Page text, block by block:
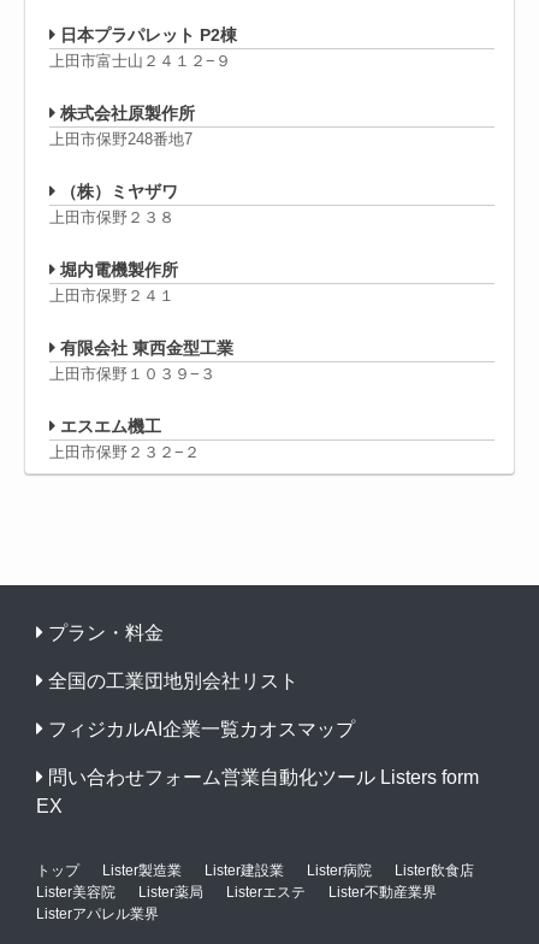
日本プラパレット P2棟
上田市富士山２４１２−９
株式会社原製作所
上田市保野248番地7
（株）ミヤザワ
上田市保野２３８
堀内電機製作所
上田市保野２４１
有限会社 東西金型工業
上田市保野１０３９−３
エスエム機工
上田市保野２３２−２
プラン・料金
全国の工業団地別会社リスト
フィジカルAI企業一覧カオスマップ
問い合わせフォーム営業自動化ツール Listers form
EX
トップ Lister製造業 Lister建設業 Lister病院
Lister飲食店
Lister美容院
Lister薬局 Listerエステ
Lister不動産業界
Listerアパレル業界